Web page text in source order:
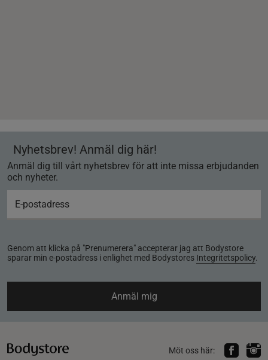
Nyhetsbrev! Anmäl dig här!
Anmäl dig till vårt nyhetsbrev för att inte missa erbjudanden
och nyheter.
Genom att klicka på "Prenumerera" accepterar jag att Bodystore
sparar min e-postadress i enlighet med Bodystores Integritetspolicy.
Anmäl mig
Möt oss här: